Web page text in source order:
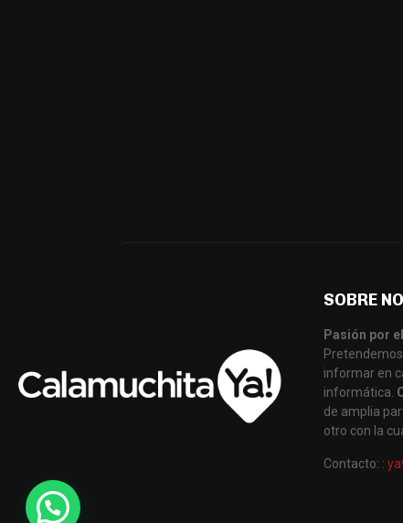
SOBRE
Pasión por
informar en
informática.
de amplia
otro con la
Contacto: :